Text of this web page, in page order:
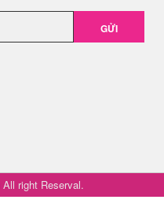
GỬI
All right Reserval.